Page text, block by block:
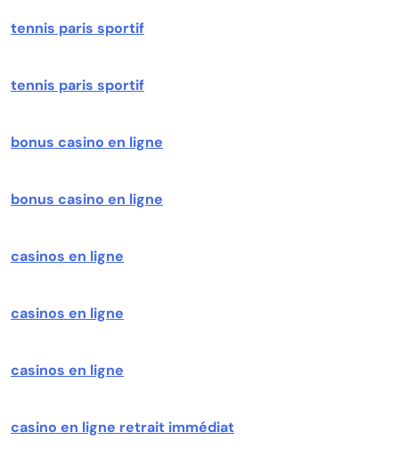
tennis paris sportif
tennis paris sportif
bonus casino en ligne
bonus casino en ligne
casinos en ligne
casinos en ligne
casinos en ligne
casino en ligne retrait immédiat